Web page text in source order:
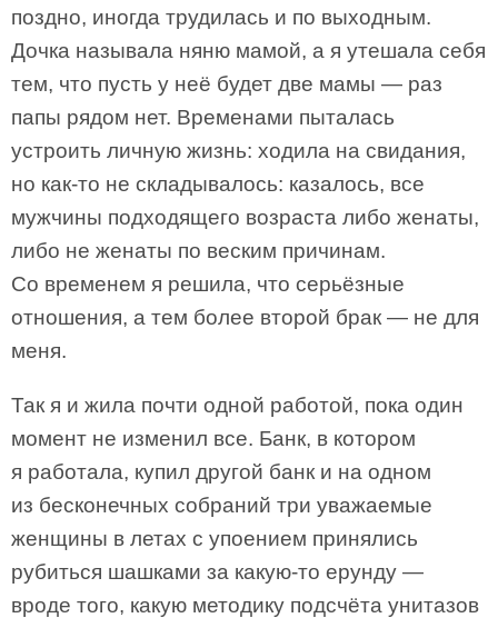
поздно, иногда трудилась и по выходным.
Дочка называла няню мамой, а я утешала себя
тем, что пусть у неё будет две мамы — раз
папы рядом нет. Временами пыталась
устроить личную жизнь: ходила на свидания,
но как-то не складывалось: казалось, все
мужчины подходящего возраста либо женаты,
либо не женаты по веским причинам.
Со временем я решила, что серьёзные
отношения, а тем более второй брак — не для
меня.
Так я и жила почти одной работой, пока один
момент не изменил все. Банк, в котором
я работала, купил другой банк и на одном
из бесконечных собраний три уважаемые
женщины в летах с упоением принялись
рубиться шашками за какую-то ерунду —
вроде того, какую методику подсчёта унитазов